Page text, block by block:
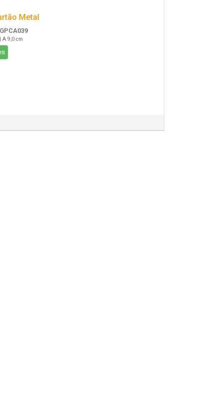
Metal
A 9,0 cm